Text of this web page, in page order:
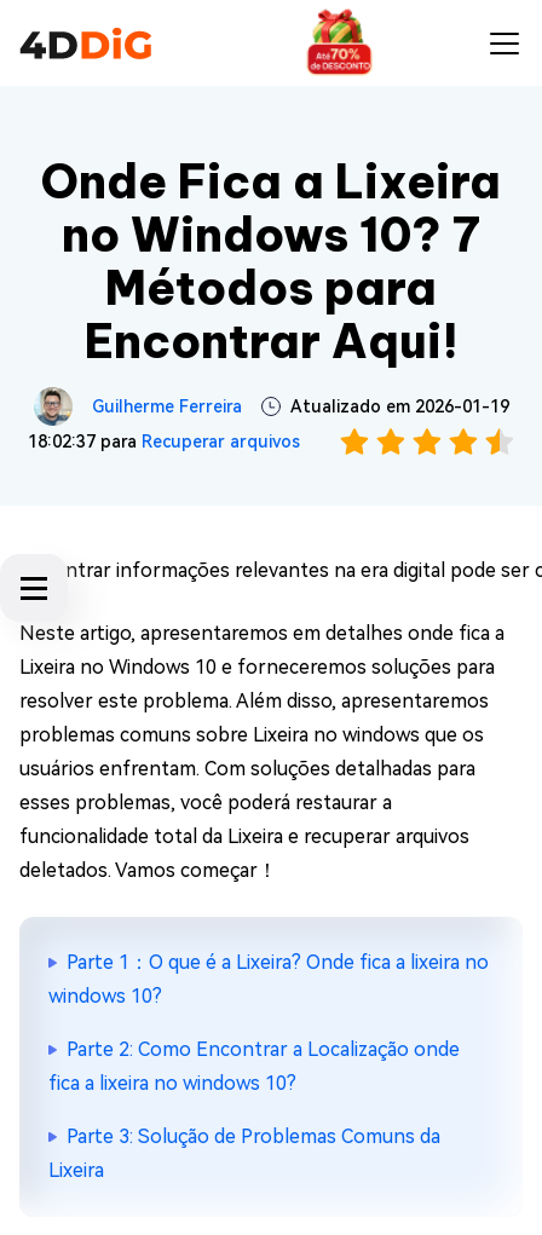
Onde Fica a Lixeira
no Windows 10? 7
Métodos para
Encontrar Aqui!
Guilherme Ferreira
Atualizado em 2026-01-19
18:02:37 para Recuperar arquivos
Encontrar informações relevantes na era digital pode
Neste artigo, apresentaremos em detalhes onde fica a
Lixeira no Windows 10 e forneceremos soluções para
resolver este problema. Além disso, apresentaremos
problemas comuns sobre Lixeira no windows que os
usuários enfrentam. Com soluções detalhadas para
esses problemas, você poderá restaurar a
funcionalidade total da Lixeira e recuperar arquivos
deletados. Vamos começar！
Parte 1：O que é a Lixeira? Onde fica a lixeira no
windows 10?
Parte 2: Como Encontrar a Localização onde
fica a lixeira no windows 10?
Parte 3: Solução de Problemas Comuns da
Lixeira